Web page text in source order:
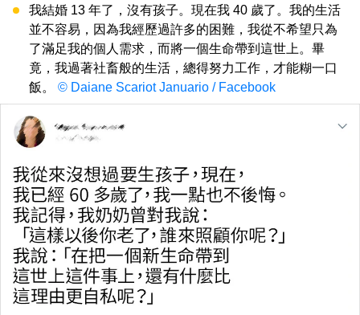
我結婚 13 年了，沒有孩子。現在我 40 歲了。我的生活
並不容易，因為我經歷過許多的困難，我從不希望只為
了滿足我的個人需求，而將一個生命帶到這世上。畢
竟，我過著社畜般的生活，總得努力工作，才能糊一口
飯。 © Daiane Scariot Januario / Facebook